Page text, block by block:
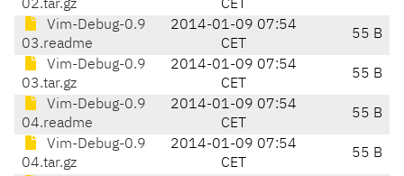
02.tar.gz
CET
Vim-Debug-0.9
03.readme
2014-01-09 07:54
CET
55 B
Vim-Debug-0.9
03.tar.gz
2014-01-09 07:54
CET
55 B
Vim-Debug-0.9
04.readme
2014-01-09 07:54
CET
55 B
Vim-Debug-0.9
04.tar.gz
2014-01-09 07:54
CET
55 B